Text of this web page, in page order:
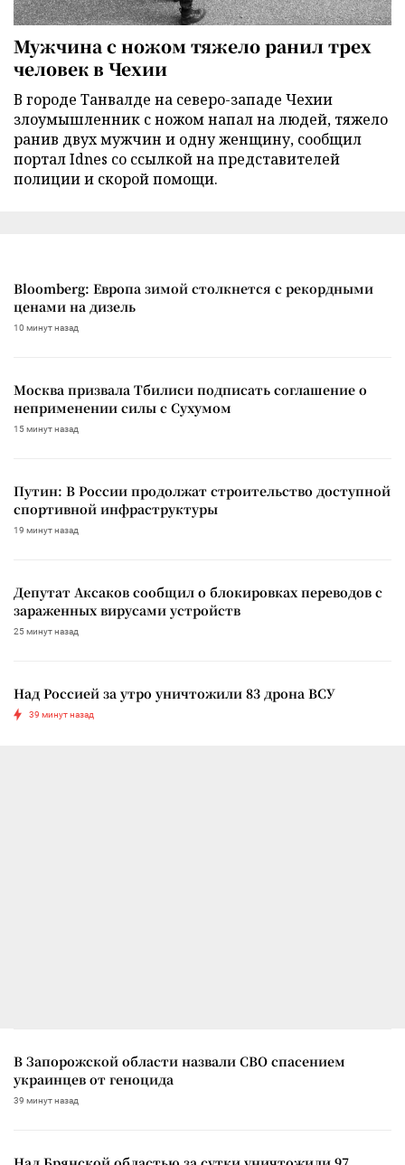
Мужчина с ножом тяжело ранил трех
человек в Чехии
В городе Танвалде на северо-западе Чехии
злоумышленник с ножом напал на людей, тяжело
ранив двух мужчин и одну женщину, сообщил
портал Idnes со ссылкой на представителей
полиции и скорой помощи.
Bloomberg: Европа зимой столкнется с рекордными
ценами на дизель
10 минут назад
Москва призвала Тбилиси подписать соглашение о
неприменении силы с Сухумом
15 минут назад
Путин: В России продолжат строительство доступной
спортивной инфраструктуры
19 минут назад
Депутат Аксаков сообщил о блокировках переводов с
зараженных вирусами устройств
25 минут назад
Над Россией за утро уничтожили 83 дрона ВСУ
39 минут назад
В Запорожской области назвали СВО спасением
украинцев от геноцида
39 минут назад